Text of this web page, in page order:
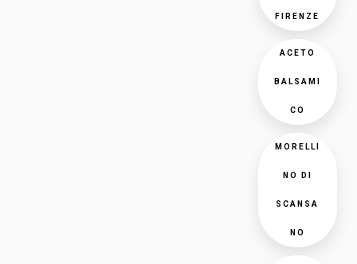
FIRENZE
ACETO
BALSAMI
CO
MORELLI
NO DI
SCANSA
NO